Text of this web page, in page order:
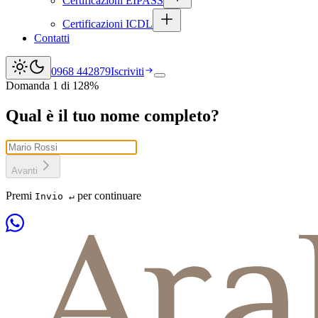
Certificazioni ICDL
Contatti
0968 442879Iscriviti
Apri menu
Questionario di gradimento dei
Domanda 1 di 128%
Qual è il tuo nome completo?
Avanti
Premi Invio ↵ per continuare
Cooperativa Sociale Araba Fenice